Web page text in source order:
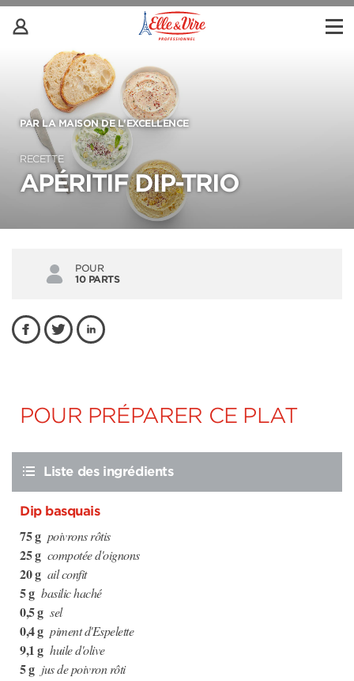
PAR LA MAISON DE L'EXCELLENCE
RECETTE
APÉRITIF DIP-TRIO
POUR
10 PARTS
POUR PRÉPARER CE PLAT
Liste des ingrédients
Dip basquais
75 g poivrons rôtis
25 g compotée d'oignons
20 g ail confit
5 g basilic haché
0,5 g sel
0,4 g piment d'Espelette
9,1 g huile d'olive
5 g jus de poivron rôti